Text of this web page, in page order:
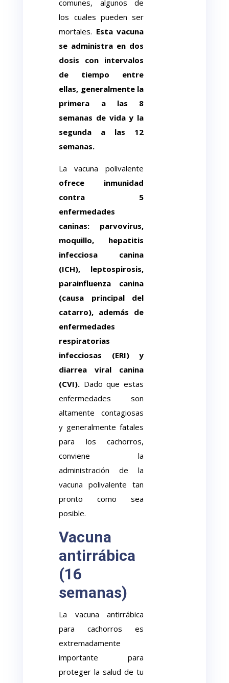
comunes, algunos de
los cuales pueden ser
mortales. Esta vacuna
se administra en dos
dosis con intervalos
de tiempo entre
ellas, generalmente la
primera a las 8
semanas de vida y la
segunda a las 12
semanas.
La vacuna polivalente
ofrece inmunidad
contra 5
enfermedades
caninas: parvovirus,
moquillo, hepatitis
infecciosa canina
(ICH), leptospirosis,
parainfluenza canina
(causa principal del
catarro), además de
enfermedades
respiratorias
infecciosas (ERI) y
diarrea viral canina
(CVI). Dado que estas
enfermedades son
altamente contagiosas
y generalmente fatales
para los cachorros,
conviene la
administración de la
vacuna polivalente tan
pronto como sea
posible.
Vacuna
antirrábica
(16
semanas)
La vacuna antirrábica
para cachorros es
extremadamente
importante para
proteger la salud de tu